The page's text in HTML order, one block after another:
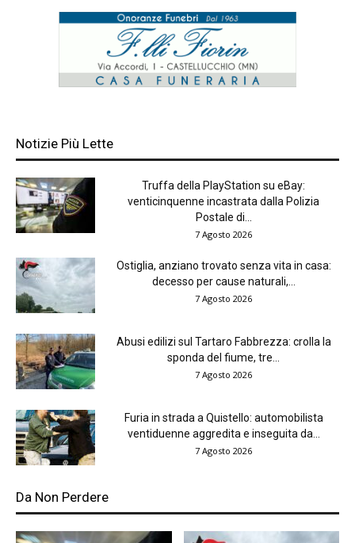
Notizie Più Lette
Truffa della PlayStation su eBay:
venticinquenne incastrata dalla Polizia
Postale di...
7 Agosto 2026
Ostiglia, anziano trovato senza vita in casa:
decesso per cause naturali,...
7 Agosto 2026
Abusi edilizi sul Tartaro Fabbrezza: crolla la
sponda del fiume, tre...
7 Agosto 2026
Furia in strada a Quistello: automobilista
ventiduenne aggredita e inseguita da...
7 Agosto 2026
Da Non Perdere